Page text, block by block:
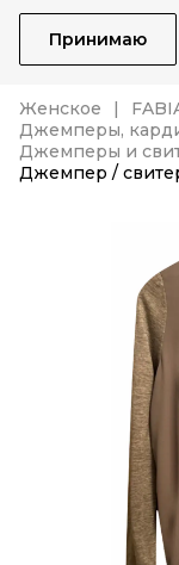
Принимаю
Женское
Джемперы,
Джемперы и
Джемпер /